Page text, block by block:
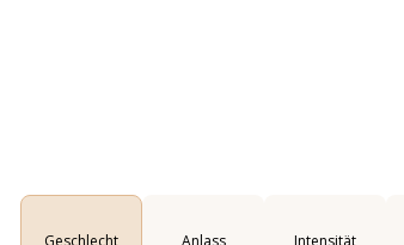
Geschlecht Anlass Intensität